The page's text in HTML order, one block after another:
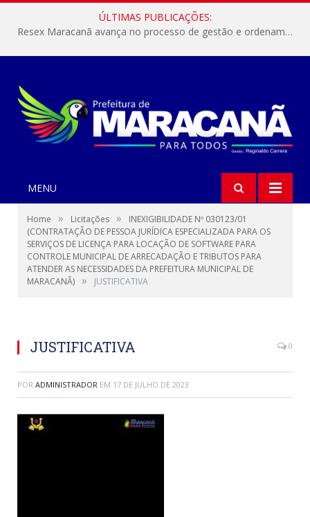
ÚLTIMAS PUBLICAÇÕES:
Resex Maracanã avança no processo de gestão e ordenamento do turismo em nossas áreas protegidas.
MENU
Home » Licitações »
INEXIGIBILIDADE Nº 030123/01
(CONTRATAÇÃO DE PESSOA JURÍDICA ESPECIALIZADA PARA OS
SERVIÇOS DE LICENÇA PARA LOCAÇÃO DE SOFTWARE PARA
CONTROLE MUNICIPAL DE ARRECADAÇÃO E TRIBUTOS PARA
ATENDER AS NECESSIDADES DA PREFEITURA MUNICIPAL DE
MARACANÃ) » JUSTIFICATIVA
JUSTIFICATIVA 0
POR ADMINISTRADOR EM 17 DE JULHO DE 2023